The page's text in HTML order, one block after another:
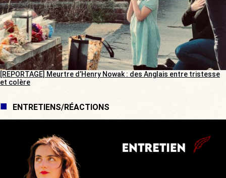
[REPORTAGE] Meurtre d’Henry Nowak : des Anglais entre tristesse
et colère
ENTRETIENS/RÉACTIONS